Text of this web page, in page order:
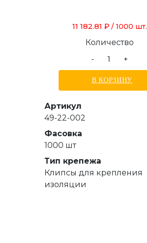
11 182.81 ₽ / 1000 шт.
Количество
-
+
В КОРЗИНУ
Артикул
49-22-002
Фасовка
1000 шт
Тип крепежа
Клипсы для крепления
изоляции